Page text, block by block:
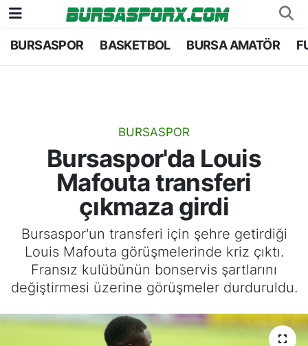
BURSASPOR BASKETBOL BURSA AMATÖR
BURSASPOR
Bursaspor'da Louis
Mafouta transferi
çıkmaza girdi
Bursaspor'un transferi için şehre getirdiği
Louis Mafouta görüşmelerinde kriz çıktı.
Fransız kulübünün bonservis şartlarını
değiştirmesi üzerine görüşmeler durduruldu.
Bursaspor
Bursa Amatör
Hentbol
Voleybol
Genel
Bursa Nöbetçi Eczaneler
Bursa Trafik Yoğunluk Haritası
TFF 1.Lig Puan Durumu ve Fikstür
Tüm Manşetler
Son Dakika Haberleri
Haber Arşivi